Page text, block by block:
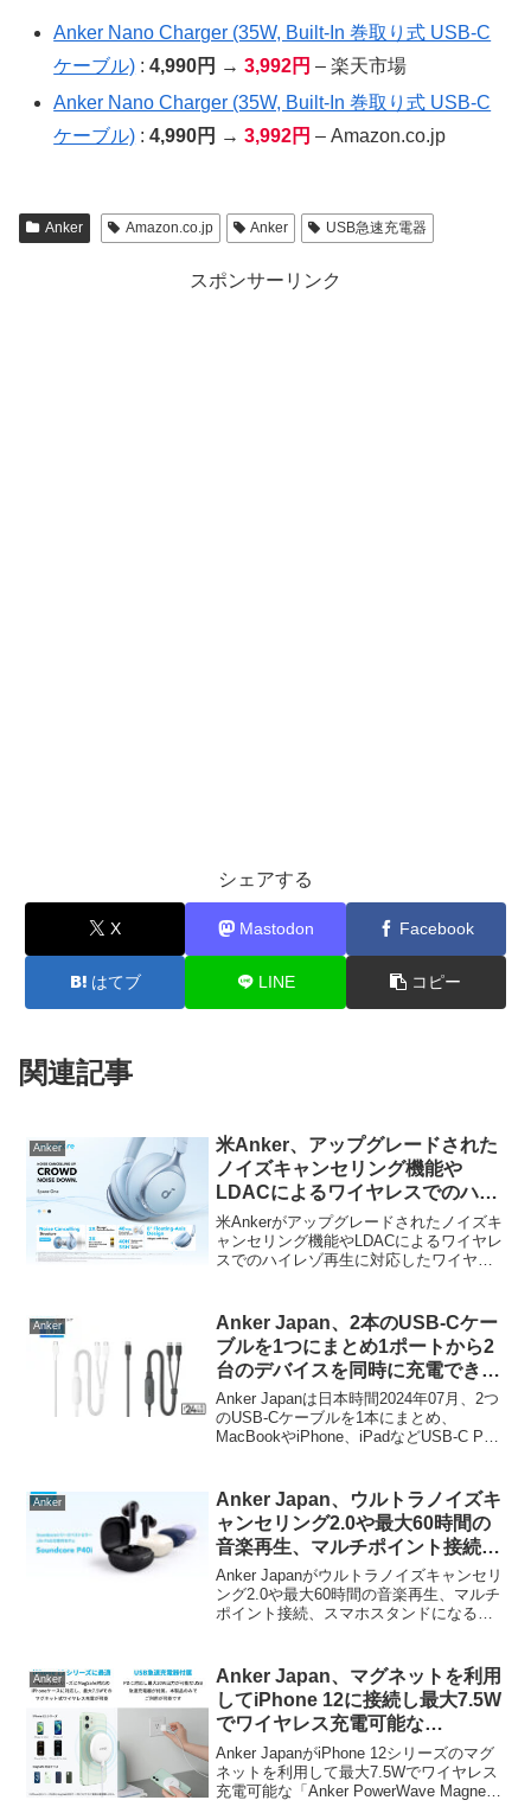
Anker Nano Charger (35W, Built-In 巻取り式 USB-C
ケーブル) :4,990円 → 3,992円 – 楽天市場
Anker Nano Charger (35W, Built-In 巻取り式 USB-C
ケーブル) :4,990円 → 3,992円 – Amazon.co.jp
Anker Amazon.co.jp Anker USB急速充電器
スポンサーリンク
シェアする
X Mastodon Facebook
はてブ LINE コピー
関連記事
Anker
米Anker、アップグレードされた
ノイズキャンセリング機能や
LDACによるワイヤレスでのハイ
レゾ再生に対応したワイヤレスヘ
ッドホン「Soundcore Space
One」を発売。
米Ankerがアップグレードされたノイズキ
ャンセリング機能やLDACによるワイヤレ
スでのハイレゾ再生に対応したワイヤレ
Anker
Anker Japan、2本のUSB-Cケー
ブルを1つにまとめ1ポートから2
台のデバイスを同時に充電できる
分岐ケーブル「Anker USB-C ＆
USB-C ケーブル (2-in-1, 140W)」
の1.8mタイプを発売。
Anker Japanは日本時間2024年07月、2つ
のUSB-Cケーブルを1本にまとめ、
MacBookやiPhone、iPadなどUSB-C PD
「Anker USB-C ＆ USB-C ケーブル (2-in-
1, 140W) (A8895)」を発売しましたが、
このUSB-Cケーブルの1.8mタイプが発売
されています。
Anker
Anker Japan、ウルトラノイズキ
ャンセリング2.0や最大60時間の
音楽再生、マルチポイント接続、
スマホスタンドになる充電ケース
などを備えた完全ワイヤレスイヤ
ホン「Soundcore P40i」を発
Anker Japanがウルトラノイズキャンセリ
ング2.0や最大60時間の音楽再生、マルチ
ポイント接続、スマホスタンドになる充
ます。詳細は以下から。
Anker
Anker Japan、マグネットを利用
してiPhone 12に接続し最大7.5W
でワイヤレス充電可能な
「PowerWave Magnetic Pad
Lite」とUSB急速充電器のセット
モデルを発売。
Anker JapanがiPhone 12シリーズのマグ
ネットを利用して最大7.5Wでワイヤレス
充電可能な「Anker PowerWave Magnetic